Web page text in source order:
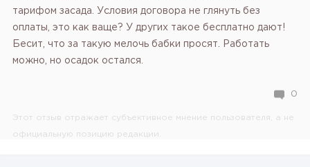
тарифом засада. Условия договора не глянуть без
оплаты, это как ваще? У других такое бесплатно дают!
Бесит, что за такую мелочь бабки просят. Работать
можно, но осадок остался.
0
Этот отзыв отражает субъективное мнение пользователя, а не
официальную позицию редакции.